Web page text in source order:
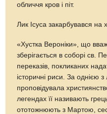
обличчя кров і піт.
Лик Ісуса закарбувався на
«Хустка Вероніки», що
зберігається в соборі св.
переказів, покликаних
історичні риси. За однією
проповідувала
легендах її називають
ототожнюють з Мартою,